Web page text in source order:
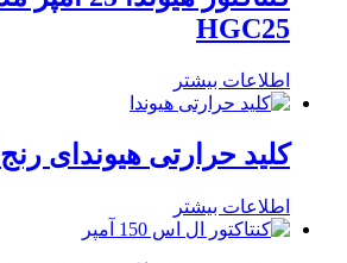
HGC25
اطلاعات بیشتر
کلید حرارتی هیوندای رنج 2.5 تا 4 آمپر
اطلاعات بیشتر